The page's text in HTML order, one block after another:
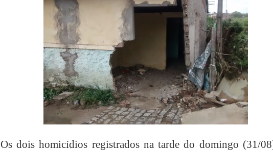
Os dois homicídios registrados na tarde do domingo (31/